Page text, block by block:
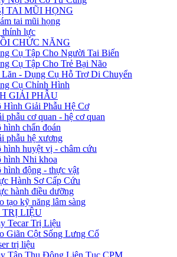
TAI MŨI HỌNG
tai mũi họng
lực
CHỨC NĂNG
Cụ Tập Cho Người Tai Biến
Cụ Tập Cho Trẻ Bại Não
Lăn - Dụng Cụ Hỗ Trợ Di Chuyển
Cụ Chỉnh Hình
GIẢI PHẪU
Hình Giải Phẫu Hệ Cơ
phẫu cơ quan - hệ cơ quan
hình chẩn đoán
phẫu hệ xương
hình huyệt vị - châm cứu
hình Nhi khoa
hình động - thực vật
Hành Sơ Cấp Cứu
hành điều dưỡng
tạo kỹ năng lâm sàng
LIỆU
Tecar Trị Liệu
Giãn Cột Sống Lưng Cổ
trị liệu
Tập Thụ Động Liên Tục CPM